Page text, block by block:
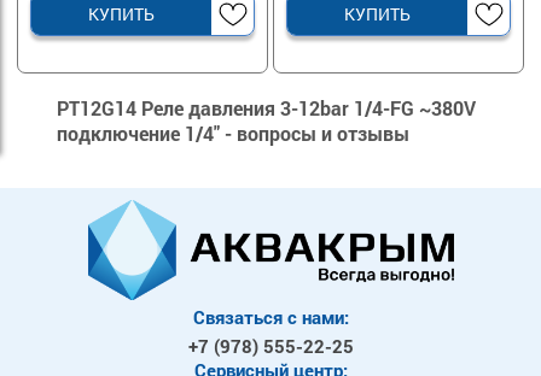
КУПИТЬ
КУПИТЬ
PT12G14 Реле давления 3-12bar 1/4-FG ~380V
подключение 1/4" - вопросы и отзывы
Связаться с нами:
+7 (978) 555-22-25
Сервисный центр: